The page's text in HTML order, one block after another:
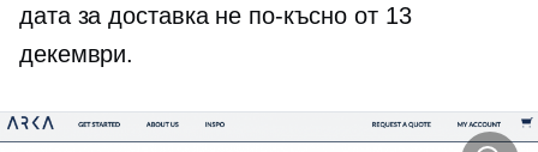
дата за доставка не по-късно от 13
декември.